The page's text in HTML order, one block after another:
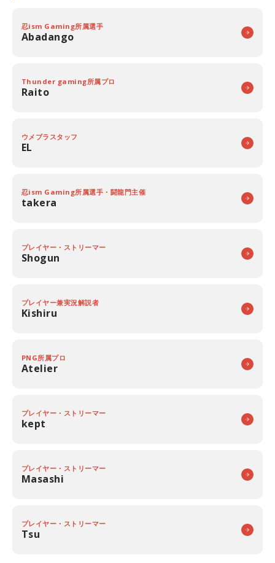
忍ism Gaming所属選手
Abadango
Thunder gaming所属プロ
Raito
ウメブラスタッフ
EL
忍ism Gaming所属選手・闘龍門主催
takera
プレイヤー・ストリーマー
Shogun
プレイヤー兼実況解説者
Kishiru
PNG所属プロ
Atelier
プレイヤー・ストリーマー
kept
プレイヤー・ストリーマー
Masashi
プレイヤー・ストリーマー
Tsu